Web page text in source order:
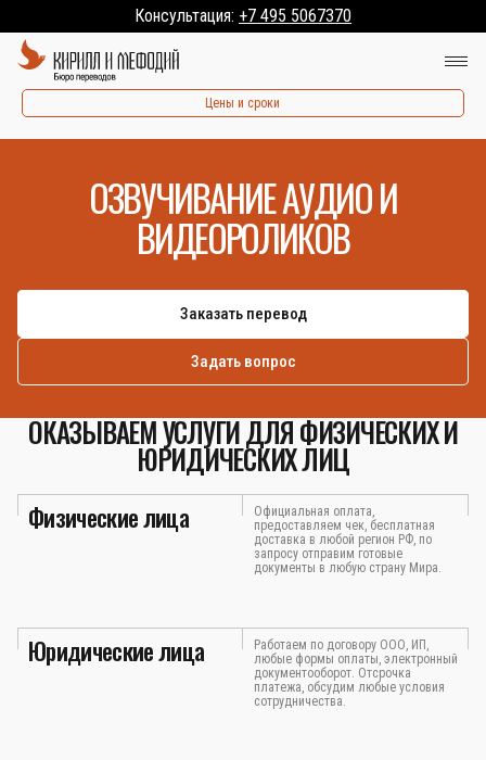
Консультация: +7 495 5067370
Цены и сроки
ОЗВУЧИВАНИЕ АУДИО И
ВИДЕОРОЛИКОВ
Заказать перевод
Задать вопрос
ОКАЗЫВАЕМ УСЛУГИ ДЛЯ ФИЗИЧЕСКИХ И
ЮРИДИЧЕСКИХ ЛИЦ
Физические лица
Официальная оплата,
предоставляем чек, бесплатная
доставка в любой регион РФ, по
запросу отправим готовые
документы в любую страну Мира.
Юридические лица
Работаем по договору ООО, ИП,
любые формы оплаты, электронный
документооборот. Отсрочка
платежа, обсудим любые условия
сотрудничества.